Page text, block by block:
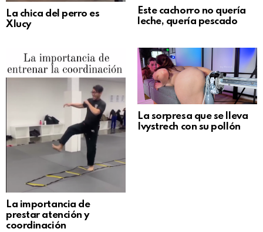
La chica del perro es
Xlucy
Este cachorro no quería
leche, quería pescado
La importancia de
prestar atención y
coordinación
La sorpresa que se lleva
Ivystrech con su pollón